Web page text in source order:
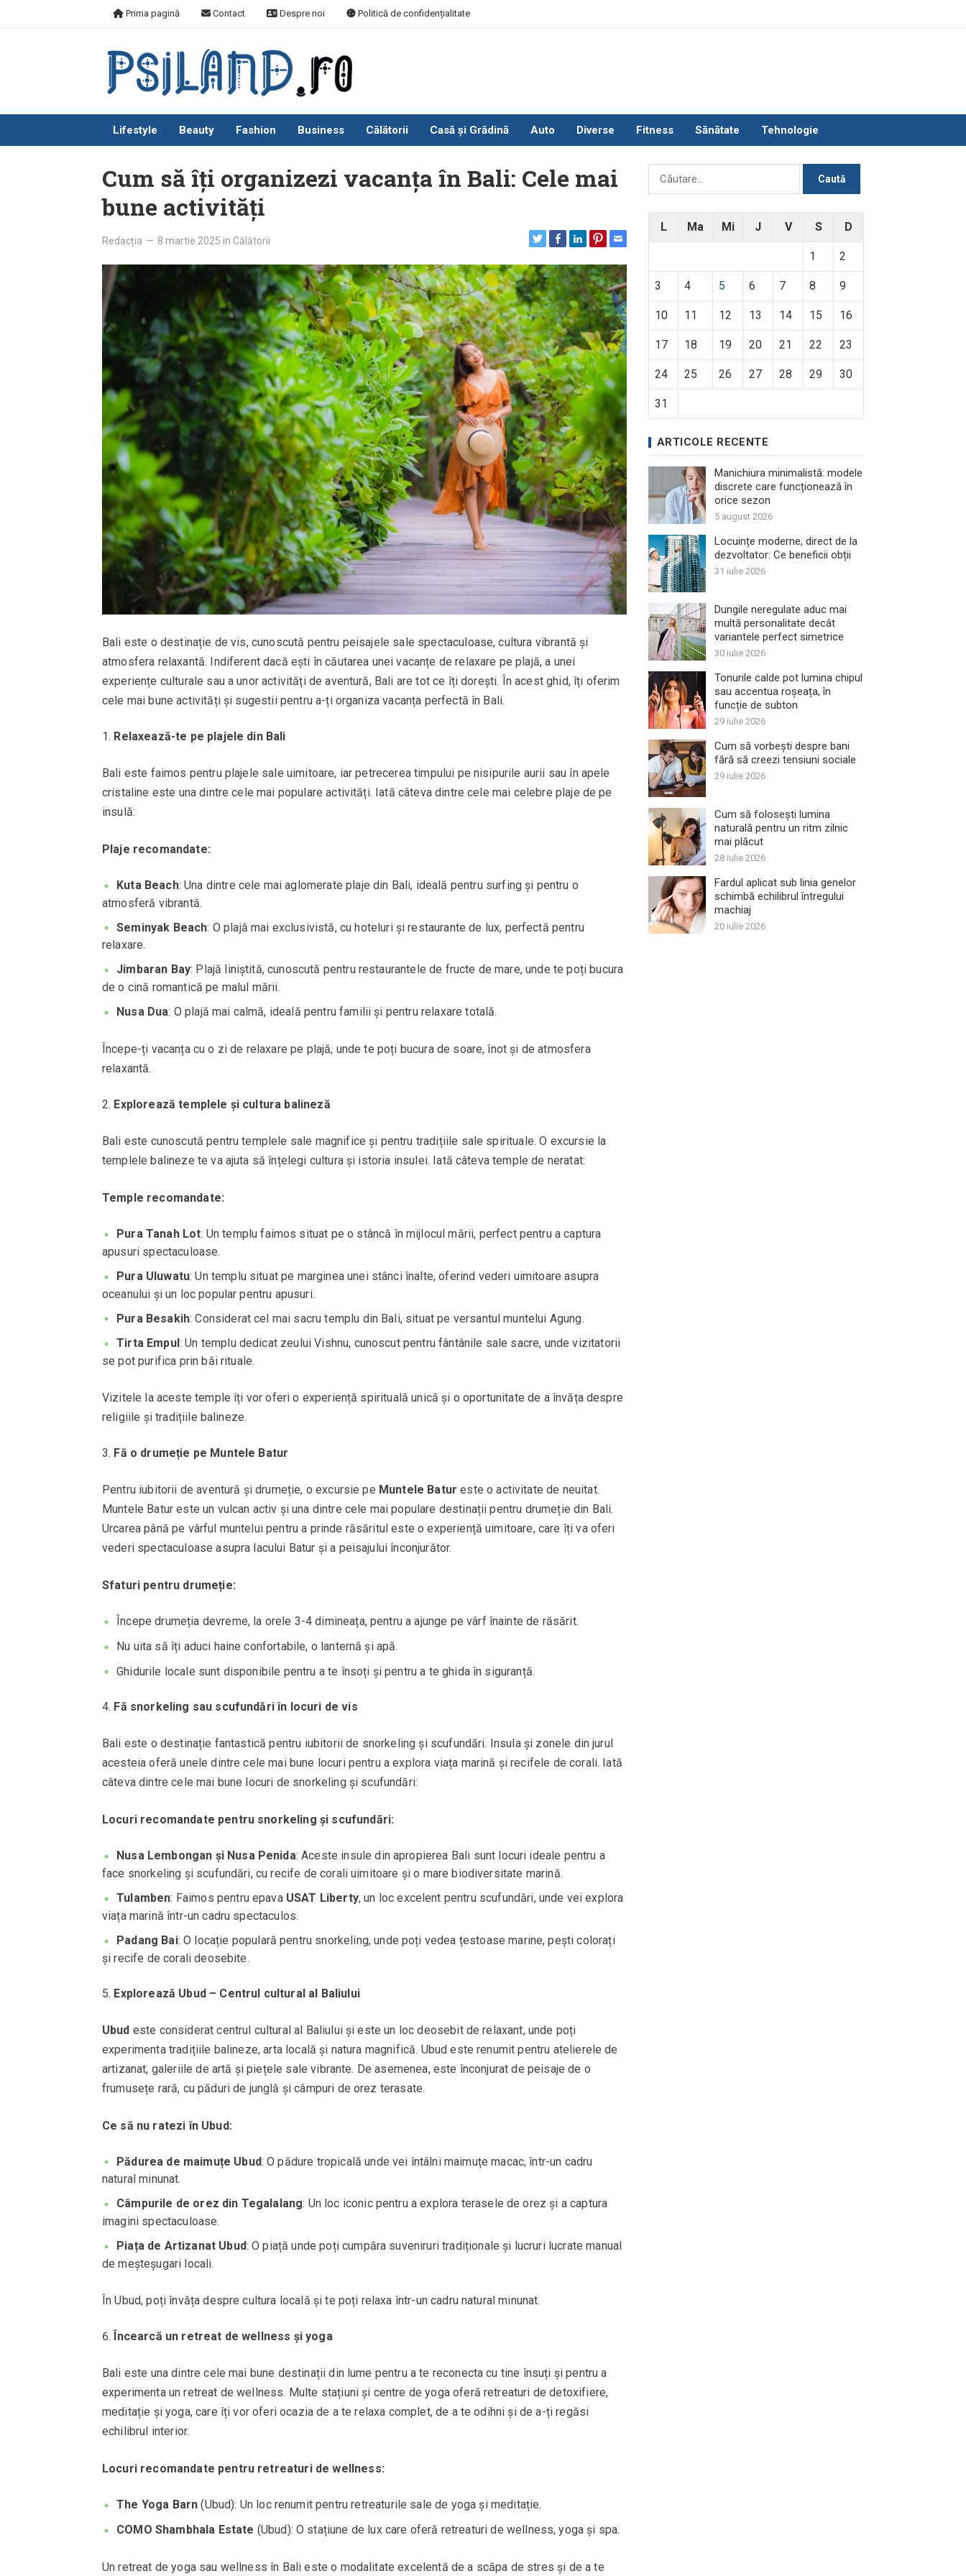
Prima pagină Contact Despre noi Politică de confidențialitate
Lifestyle Beauty Fashion Business Călătorii Casă și Grădină Auto Diverse Fitness Sănătate Tehnologie
Cum să îți organizezi vacanța în Bali: Cele mai
bune activități
Redacția — 8 martie 2025 in Călătorii
Bali este o destinație de vis, cunoscută pentru peisajele sale spectaculoase, cultura vibrantă și
atmosfera relaxantă. Indiferent dacă ești în căutarea unei vacanțe de relaxare pe plajă, a unei
experiențe culturale sau a unor activități de aventură, Bali are tot ce îți dorești. În acest ghid, îți oferim
cele mai bune activități și sugestii pentru a-ți organiza vacanța perfectă în Bali.
Relaxează-te pe plajele din Bali
Bali este faimos pentru plajele sale uimitoare, iar petrecerea timpului pe nisipurile aurii sau în apele
cristaline este una dintre cele mai populare activități. Iată câteva dintre cele mai celebre plaje de pe
insulă:
Plaje recomandate:
Kuta Beach: Una dintre cele mai aglomerate plaje din Bali, ideală pentru surfing și pentru o
atmosferă vibrantă.
Seminyak Beach: O plajă mai exclusivistă, cu hoteluri și restaurante de lux, perfectă pentru
relaxare.
Jimbaran Bay: Plajă liniștită, cunoscută pentru restaurantele de fructe de mare, unde te poți bucura
de o cină romantică pe malul mării.
Nusa Dua: O plajă mai calmă, ideală pentru familii și pentru relaxare totală.
Începe-ți vacanța cu o zi de relaxare pe plajă, unde te poți bucura de soare, înot și de atmosfera
relaxantă.
Explorează templele și cultura balineză
Bali este cunoscută pentru templele sale magnifice și pentru tradițiile sale spirituale. O excursie la
templele balineze te va ajuta să înțelegi cultura și istoria insulei. Iată câteva temple de neratat:
Temple recomandate:
Pura Tanah Lot: Un templu faimos situat pe o stâncă în mijlocul mării, perfect pentru a captura
apusuri spectaculoase.
Pura Uluwatu: Un templu situat pe marginea unei stânci înalte, oferind vederi uimitoare asupra
oceanului și un loc popular pentru apusuri.
Pura Besakih: Considerat cel mai sacru templu din Bali, situat pe versantul muntelui Agung.
Tirta Empul : Un templu dedicat zeului Vishnu, cunoscut pentru fântânile sale sacre, unde vizitatorii
se pot purifica prin băi rituale.
Vizitele la aceste temple îți vor oferi o experiență spirituală unică și o oportunitate de a învăța despre
religiile și tradițiile balineze.
Fă o drumeție pe Muntele Batur
Pentru iubitorii de aventură și drumeție, o excursie pe Muntele Batur este o activitate de neuitat.
Muntele Batur este un vulcan activ și una dintre cele mai populare destinații pentru drumeție din Bali.
Urcarea până pe vârful muntelui pentru a prinde răsăritul este o experiență uimitoare, care îți va oferi
vederi spectaculoase asupra lacului Batur și a peisajului înconjurător.
Sfaturi pentru drumeție:
Începe drumeția devreme, la orele 3-4 dimineața, pentru a ajunge pe vârf înainte de răsărit.
Nu uita să îți aduci haine confortabile, o lanternă și apă.
Ghidurile locale sunt disponibile pentru a te însoți și pentru a te ghida în siguranță.
Fă snorkeling sau scufundări în locuri de vis
Bali este o destinație fantastică pentru iubitorii de snorkeling și scufundări. Insula și zonele din jurul
acesteia oferă unele dintre cele mai bune locuri pentru a explora viața marină și recifele de corali. Iată
câteva dintre cele mai bune locuri de snorkeling și scufundări:
Locuri recomandate pentru snorkeling și scufundări:
Nusa Lembongan și Nusa Penida: Aceste insule din apropierea Bali sunt locuri ideale pentru a
face snorkeling și scufundări, cu recife de corali uimitoare și o mare biodiversitate marină.
Tulamben: Faimos pentru epava USAT Liberty, un loc excelent pentru scufundări, unde vei explora
viața marină într-un cadru spectaculos.
Padang Bai: O locație populară pentru snorkeling, unde poți vedea țestoase marine, pești colorați
și recife de corali deosebite.
Explorează Ubud – Centrul cultural al Baliului
Ubud este considerat centrul cultural al Baliului și este un loc deosebit de relaxant, unde poți
experimenta tradițiile balineze, arta locală și natura magnifică. Ubud este renumit pentru atelierele de
artizanat, galeriile de artă și piețele sale vibrante. De asemenea, este înconjurat de peisaje de o
frumusețe rară, cu păduri de junglă și câmpuri de orez terasate.
Ce să nu ratezi în Ubud:
Pădurea de maimuțe Ubud: O pădure tropicală unde vei întâlni maimuțe macac, într-un cadru
natural minunat.
Câmpurile de orez din Tegalalang: Un loc iconic pentru a explora terasele de orez și a captura
imagini spectaculoase.
Piața de Artizanat Ubud: O piață unde poți cumpăra suveniruri tradiționale și lucruri lucrate manual
de meșteșugari locali.
În Ubud, poți învăța despre cultura locală și te poți relaxa într-un cadru natural minunat.
Încearcă un retreat de wellness și yoga
Bali este una dintre cele mai bune destinații din lume pentru a te reconecta cu tine însuți și pentru a
experimenta un retreat de wellness. Multe stațiuni și centre de yoga oferă retreaturi de detoxifiere,
meditație și yoga, care îți vor oferi ocazia de a te relaxa complet, de a te odihni și de a-ți regăsi
echilibrul interior.
Locuri recomandate pentru retreaturi de wellness:
The Yoga Barn (Ubud): Un loc renumit pentru retreaturile sale de yoga și meditație.
COMO Shambhala Estate (Ubud): O stațiune de lux care oferă retreaturi de wellness, yoga și spa.
Un retreat de yoga sau wellness în Bali este o modalitate excelentă de a scăpa de stres și de a te
Caută
L Ma Mi J V S D
1 2
3 4 5 6 7 8 9
10 11 12 13 14 15 16
17 18 19 20 21 22 23
24 25 26 27 28 29 30
31
ARTICOLE RECENTE
Manichiura minimalistă: modele
discrete care funcționează în
orice sezon
5 august 2026
Locuințe moderne, direct de la
dezvoltator: Ce beneficii obții
31 iulie 2026
Dungile neregulate aduc mai
multă personalitate decât
variantele perfect simetrice
30 iulie 2026
Tonurile calde pot lumina chipul
sau accentua roșeața, în
funcție de subton
29 iulie 2026
Cum să vorbești despre bani
fără să creezi tensiuni sociale
29 iulie 2026
Cum să folosești lumina
naturală pentru un ritm zilnic
mai plăcut
28 iulie 2026
Fardul aplicat sub linia genelor
schimbă echilibrul întregului
machiaj
20 iulie 2026